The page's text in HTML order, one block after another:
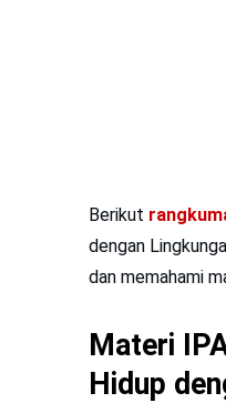
Berikut
dengan
dan memahami
Materi
Hidup